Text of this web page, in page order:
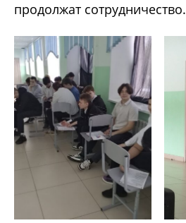
продолжат сотрудничество.